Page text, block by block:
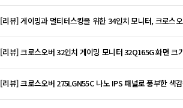
[리뷰] 게이밍과 멀티테스킹을 위한 34인치 모니터, 크로스
[리뷰] 크로스오버 32인치 게이밍 모니터 32Q165G 화면
[리뷰] 크로스오버 275LGN55C 나노 IPS 패널로 풍부한 색